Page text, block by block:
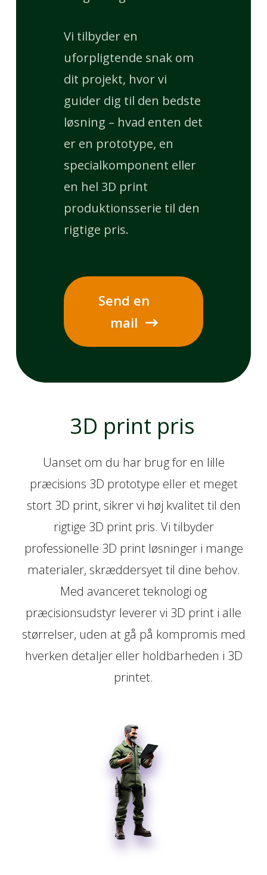
Vi tilbyder en
uforpligtende snak om
dit projekt, hvor vi
guider dig til den bedste
løsning – hvad enten det
er en prototype, en
specialkomponent eller
en hel 3D print
produktionsserie til den
rigtige pris.
Send en
mail
3D print pris
Uanset om du har brug for en lille
præcisions 3D prototype eller et meget
stort 3D print, sikrer vi høj kvalitet til den
rigtige 3D print pris. Vi tilbyder
professionelle 3D print løsninger i mange
materialer, skræddersyet til dine behov.
Med avanceret teknologi og
præcisionsudstyr leverer vi 3D print i alle
størrelser, uden at gå på kompromis med
hverken detaljer eller holdbarheden i 3D
printet.